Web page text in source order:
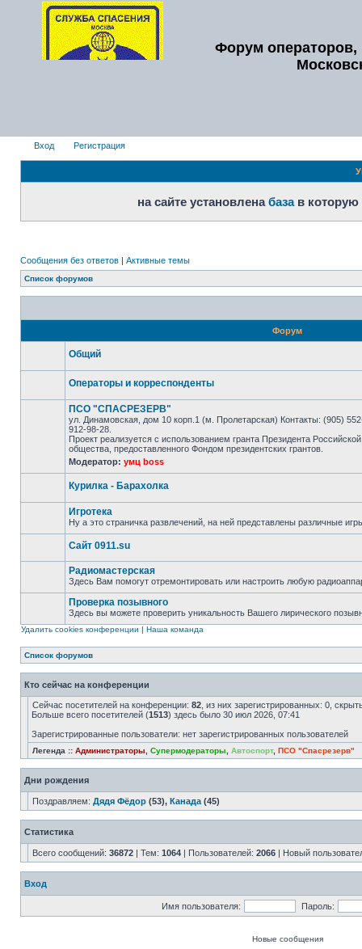
Форум операторов,
Вход Регистрация
на сайте установленабазав которую
Сообщения без ответов | Активные темы
Список форумов
Форум
Общий
Операторы и корреспонденты
ПСО "СПАСРЕЗЕРВ"
ул. Динамовская, дом 10 корп.1 (м. Пролетарская) Контакты: (905)
912-98-28.
Проект реализуется с использованием гранта Президента
общества, предоставленного Фондом президентских грантов.
Модератор: умц boss
Курилка - Барахолка
Игротека
Ну а это страничка развлечений, на ней представлены различные
Сайт 0911.su
Радиомастерская
Здесь Вам помогут отремонтировать или настроить любую
Проверка позывного
Здесь вы можете проверить уникальность Вашего лирического
Удалить cookies конференции | Наша команда
Список форумов
Кто сейчас на конференции
Сейчас посетителей на конференции: 82 , из них зарегистрированных: 0,
Больше всего посетителей (1513) здесь было 30 июл 2026, 07:41
Зарегистрированные пользователи: нет зарегистрированных пользователей
Легенда :: Администраторы Супермодераторы Автоспорт, ПСО "Спасрезерв"
Дни рождения
Поздравляем: Дядя Фёдор (53), Канада (45)
Статистика
Всего сообщений: 36872 | Тем: 1064 | Пользователей: 2066 | Новый
Вход
Имя пользователя: Пароль:
Новые сообщения